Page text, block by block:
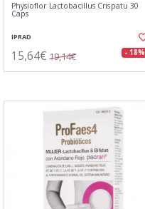
Physioflor Lactobacillus Crispatu 30
Caps
IPRAD
15,64€ 19,14€ - 18%